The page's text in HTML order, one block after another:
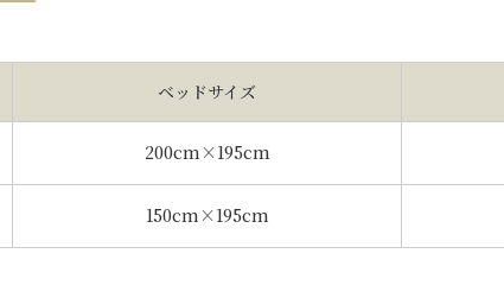
ベッドサイズ
200cm×195cm
150cm×195cm